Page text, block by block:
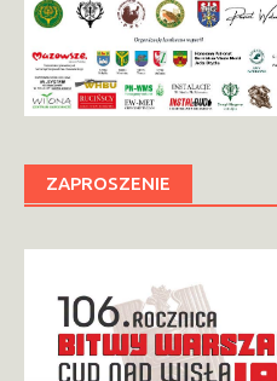
ZAPROSZENIE